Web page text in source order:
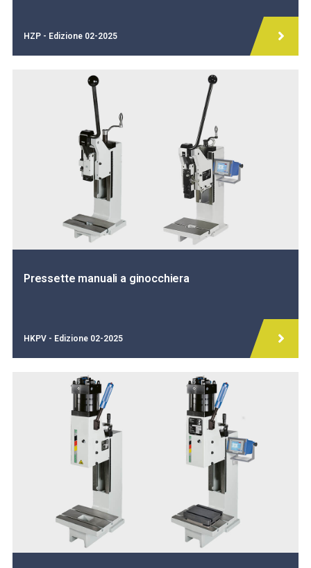
HZP - Edizione 02-2025
Pressette manuali a ginocchiera
HKPV - Edizione 02-2025